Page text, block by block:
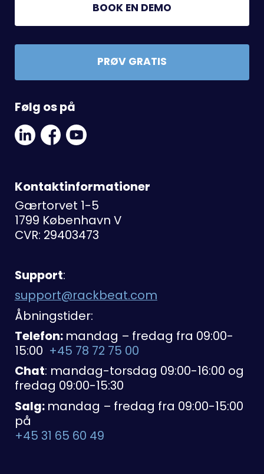
BOOK EN DEMO
PRØV GRATIS
Følg os på
Linkedin
Social
Link
Facebook
Social
Link
Youtube
Link
Kontaktinformationer
Gærtorvet 1-5
1799 København V
CVR: 29403473
Support:
support@rackbeat.com
Åbningstider:
Telefon: mandag – fredag fra 09:00-
15:00 +45 78 72 75 00
Chat: mandag-torsdag 09:00-16:00 og
fredag 09:00-15:30
Salg: mandag – fredag fra 09:00-15:00
på
+45 31 65 60 49